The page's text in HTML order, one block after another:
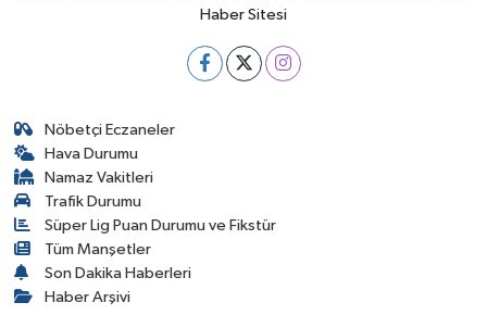
Haber Sitesi
Nöbetçi Eczaneler
Hava Durumu
Namaz Vakitleri
Trafik Durumu
Süper Lig Puan Durumu ve Fikstür
Tüm Manşetler
Son Dakika Haberleri
Haber Arşivi